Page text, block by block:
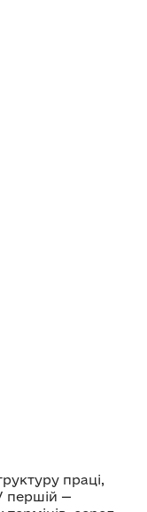
праці,
першій —